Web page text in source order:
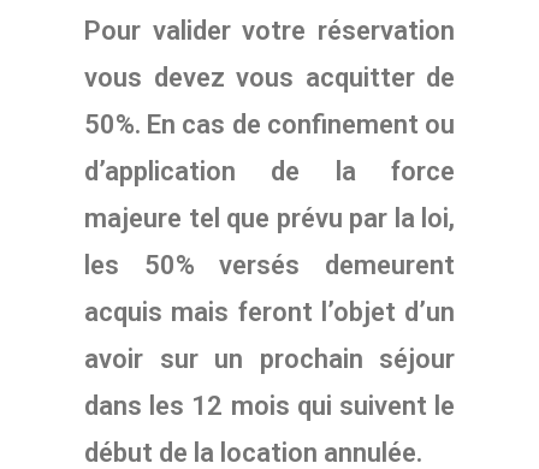
Pour valider votre réservation
vous devez vous acquitter de
50%. En cas de confinement ou
d’application de la force
majeure tel que prévu par la loi,
les 50% versés demeurent
acquis mais feront l’objet d’un
avoir sur un prochain séjour
dans les 12 mois qui suivent le
début de la location annulée.